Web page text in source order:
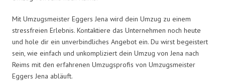
Mit Umzugsmeister Eggers Jena wird dein Umzug zu einem
stressfreien Erlebnis. Kontaktiere das Unternehmen noch heute
und hole dir ein unverbindliches Angebot ein. Du wirst begeistert
sein, wie einfach und unkompliziert dein Umzug von Jena nach
Reims mit den erfahrenen Umzugsprofis von Umzugsmeister
Eggers Jena abläuft.